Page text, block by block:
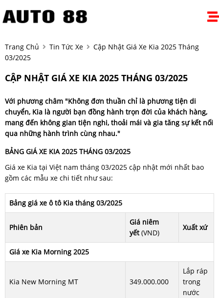
Trang Chủ Tin Tức Xe
Cập Nhật Giá Xe Kia 2025 Tháng
03/2025
CẬP NHẬT GIÁ XE KIA 2025 THÁNG 03/2025
Với phương châm "Không đơn thuần chỉ là phương tiện di
chuyển, Kia là người bạn đồng hành trọn đời của khách hàng,
mang đến không gian tiện nghi, thoải mái và gia tăng sự kết nối
qua những hành trình cùng nhau."
BẢNG GIÁ XE KIA 2025 THÁNG 03/2025
Giá xe Kia tại Việt nam tháng 03/2025 cập nhật mới nhất bao
gồm các mẫu xe chi tiết như sau:
Bảng giá xe ô tô Kia tháng 03/2025
Phiên bản
Giá niêm
yết(VND)
Xuất xứ
Giá xe Kia Morning 2025
Kia New Morning MT 349.000.000
Lắp ráp
trong
nước